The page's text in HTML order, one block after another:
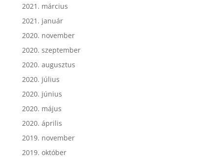
2021. március
2021. január
2020. november
2020. szeptember
2020. augusztus
2020. július
2020. június
2020. május
2020. április
2019. november
2019. október